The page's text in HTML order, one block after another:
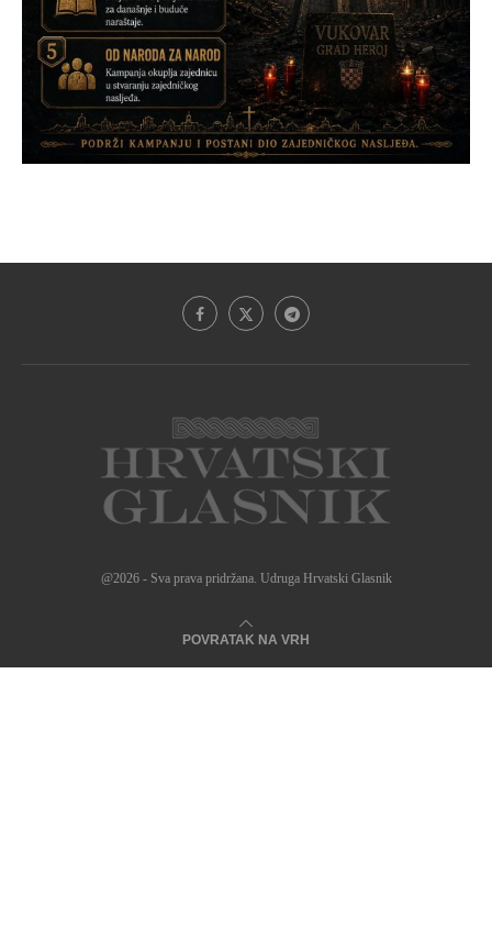
@2026 - Sva prava pridržana. Udruga Hrvatski Glasnik
POVRATAK NA VRH